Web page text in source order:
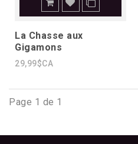
La Chasse aux
Gigamons
29,99$CA
Page 1 de 1